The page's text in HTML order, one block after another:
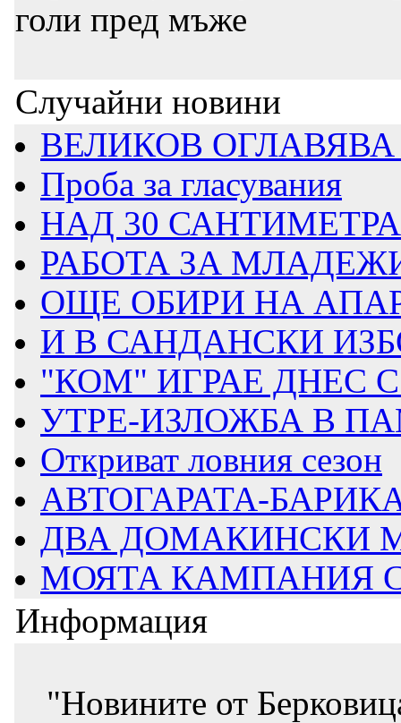
голи пред мъже
Случайни новини
ВЕЛИКОВ
Проба за гласувания
НАД 30
РАБОТА ЗА
ОЩЕ ОБИРИ НА
И В САНДАНСКИ
"КОМ" ИГРАЕ ДНЕС
УТРЕ-ИЗЛОЖБА В
Откриват ловния сезон
АВТОГАРАТА-
ДВА ДОМАКИНСКИ
МОЯТА КАМПАНИЯ
Информация
"Новините от